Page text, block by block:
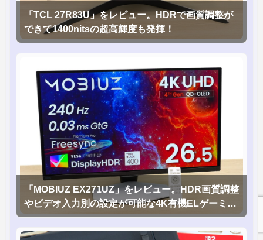
「TCL 27R83U」をレビュー。HDRで画質調整が
できて1400nitsの超高輝度も発揮！
「MOBIUZ EX271UZ」をレビュー。HDR画質調整
やビデオ入力別の設定が可能な4K有機ELゲーミン
グモニタを徹底検証